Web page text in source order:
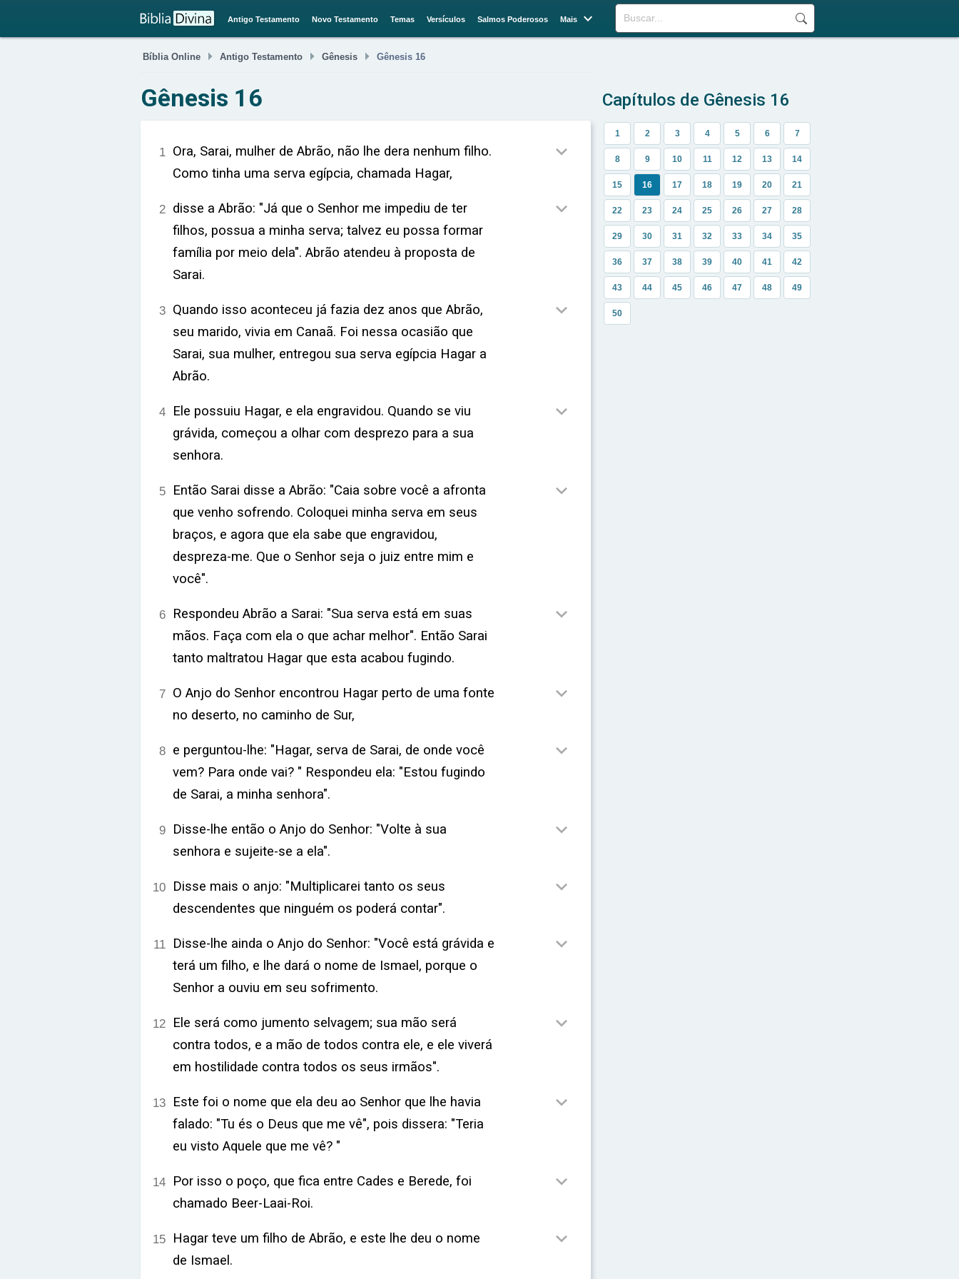
Buscar
Antigo Testamento Novo Testamento Temas Versículos Salmos Poderosos Mais 
Bíblia Online  Antigo Testamento  Gênesis  Gênesis 16
Gênesis 16
1 Ora, Sarai, mulher de Abrão, não lhe dera nenhum filho.
Como tinha uma serva egípcia, chamada Hagar,

2 disse a Abrão: "Já que o Senhor me impediu de ter
filhos, possua a minha serva; talvez eu possa formar
família por meio dela". Abrão atendeu à proposta de
Sarai.

3 Quando isso aconteceu já fazia dez anos que Abrão,
seu marido, vivia em Canaã. Foi nessa ocasião que
Sarai, sua mulher, entregou sua serva egípcia Hagar a
Abrão.

4 Ele possuiu Hagar, e ela engravidou. Quando se viu
grávida, começou a olhar com desprezo para a sua
senhora.

5 Então Sarai disse a Abrão: "Caia sobre você a afronta
que venho sofrendo. Coloquei minha serva em seus
braços, e agora que ela sabe que engravidou,
despreza-me. Que o Senhor seja o juiz entre mim e
você".

6 Respondeu Abrão a Sarai: "Sua serva está em suas
mãos. Faça com ela o que achar melhor". Então Sarai
tanto maltratou Hagar que esta acabou fugindo.

7 O Anjo do Senhor encontrou Hagar perto de uma fonte
no deserto, no caminho de Sur,

8 e perguntou-lhe: "Hagar, serva de Sarai, de onde você
vem? Para onde vai? " Respondeu ela: "Estou fugindo
de Sarai, a minha senhora".

9 Disse-lhe então o Anjo do Senhor: "Volte à sua
senhora e sujeite-se a ela".

10 Disse mais o anjo: "Multiplicarei tanto os seus
descendentes que ninguém os poderá contar".

11 Disse-lhe ainda o Anjo do Senhor: "Você está grávida e
terá um filho, e lhe dará o nome de Ismael, porque o
Senhor a ouviu em seu sofrimento.

12 Ele será como jumento selvagem; sua mão será
contra todos, e a mão de todos contra ele, e ele viverá
em hostilidade contra todos os seus irmãos".

13 Este foi o nome que ela deu ao Senhor que lhe havia
falado: "Tu és o Deus que me vê", pois dissera: "Teria
eu visto Aquele que me vê? "

14 Por isso o poço, que fica entre Cades e Berede, foi
chamado Beer-Laai-Roi.

15 Hagar teve um filho de Abrão, e este lhe deu o nome
de Ismael.

Capítulos de Gênesis 16
1 2 3 4 5 6 7
8 9 10 11 12 13 14
15 16 17 18 19 20 21
22 23 24 25 26 27 28
29 30 31 32 33 34 35
36 37 38 39 40 41 42
43 44 45 46 47 48 49
50